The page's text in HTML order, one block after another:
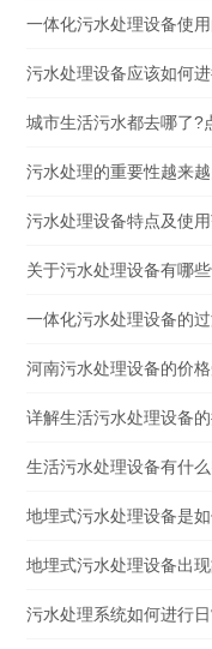
一体化污水处理设备使
污水处理设备应该如何
城市生活污水都去哪了?
污水处理的重要性越来
污水处理设备特点及使
关于污水处理设备有哪
一体化污水处理设备的
河南污水处理设备的价
详解生活污水处理设备
生活污水处理设备有什
地埋式污水处理设备是
地埋式污水处理设备出
污水处理系统如何进行